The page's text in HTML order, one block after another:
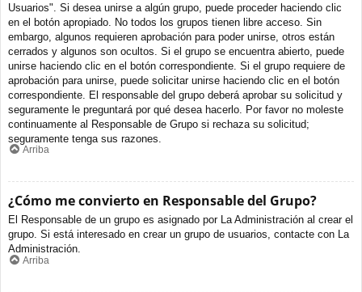
Usuarios". Si desea unirse a algún grupo, puede proceder haciendo clic
en el botón apropiado. No todos los grupos tienen libre acceso. Sin
embargo, algunos requieren aprobación para poder unirse, otros están
cerrados y algunos son ocultos. Si el grupo se encuentra abierto, puede
unirse haciendo clic en el botón correspondiente. Si el grupo requiere de
aprobación para unirse, puede solicitar unirse haciendo clic en el botón
correspondiente. El responsable del grupo deberá aprobar su solicitud y
seguramente le preguntará por qué desea hacerlo. Por favor no moleste
continuamente al Responsable de Grupo si rechaza su solicitud;
seguramente tenga sus razones.
Arriba
¿Cómo me convierto en Responsable del Grupo?
El Responsable de un grupo es asignado por La Administración al crear el
grupo. Si está interesado en crear un grupo de usuarios, contacte con La
Administración.
Arriba